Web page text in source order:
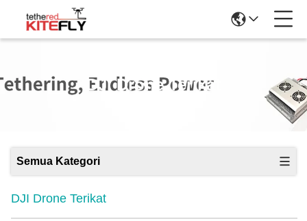
DJI Drone Terikat
Semua Kategori
DJI Drone Terikat